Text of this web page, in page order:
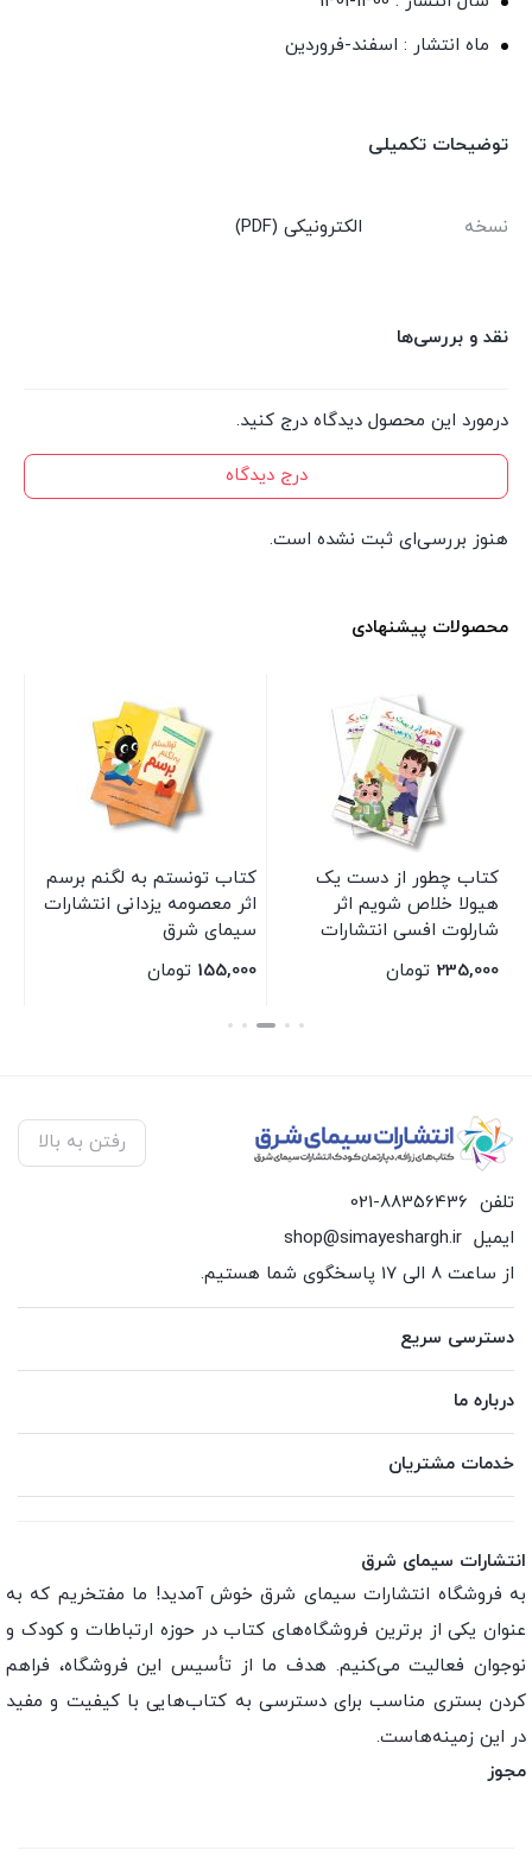
ماه انتشار : اسفند-فروردین
توضیحات تکمیلی
نسخه الکترونیکی (PDF)
نقد و بررسی‌ها
درمورد این محصول دیدگاه درج کنید.
درج دیدگاه
هنوز بررسی‌ای ثبت نشده است.
محصولات پیشنهادی
کتاب چطور از دست یک
هیولا خلاص شویم اثر
شارلوت افسی انتشارات
سیمای شرق
235,000 تومان
کتاب تونستم به لگنم برسم
اثر معصومه یزدانی انتشارات
سیمای شرق
155,000 تومان
بستن
رفتن به بالا
تلفن 021-88356436
ایمیل shop@simayeshargh.ir
از ساعت 8 الی 17 پاسخگوی شما هستیم.
دسترسی سریع
درباره ما
خدمات مشتریان
انتشارات سیمای شرق
به فروشگاه انتشارات سیمای شرق خوش آمدید! ما مفتخریم که به
عنوان یکی از برترین فروشگاه‌های کتاب در حوزه ارتباطات و کودک و
نوجوان فعالیت می‌کنیم. هدف ما از تأسیس این فروشگاه، فراهم
کردن بستری مناسب برای دسترسی به کتاب‌هایی با کیفیت و مفید
در این زمینه‌هاست.
مجوز